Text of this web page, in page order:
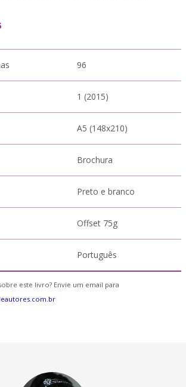
96
1 (2015)
A5 (148x210)
Brochura
Preto e branco
Offset 75g
Português
este livro? Envie um email para